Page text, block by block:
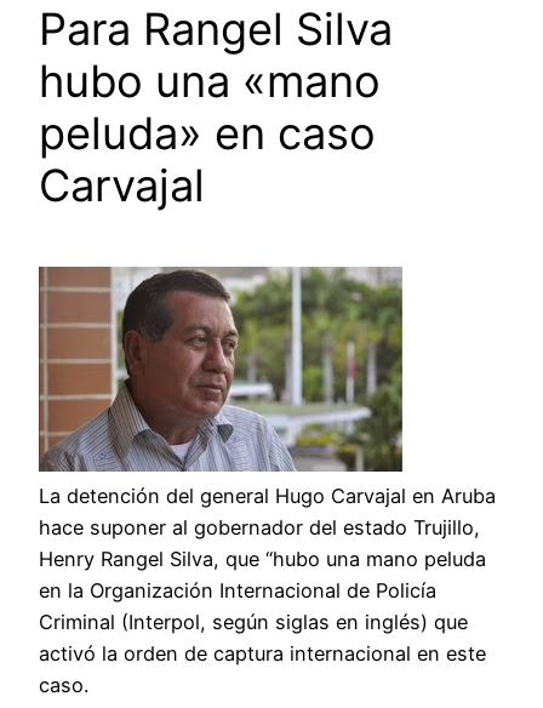
Para Rangel Silva
hubo una «mano
peluda» en caso
Carvajal
La detención del general Hugo Carvajal en Aruba
hace suponer al gobernador del estado Trujillo,
Henry Rangel Silva, que “hubo una mano peluda
en la Organización Internacional de Policía
Criminal (Interpol, según siglas en inglés) que
activó la orden de captura internacional en este
caso.